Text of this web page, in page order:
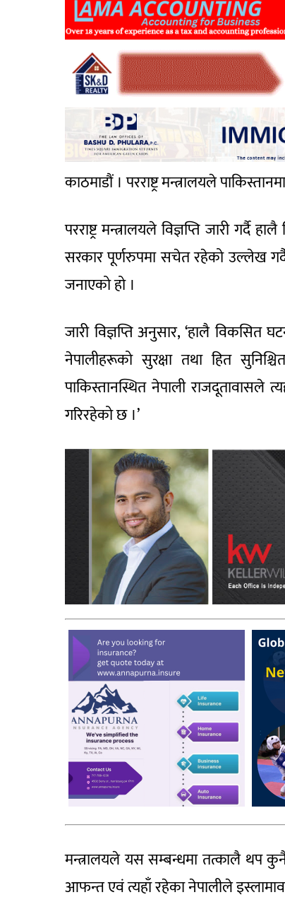
काठमाडौं । परराष्ट्र मन्त्रालयले
परराष्ट्र मन्त्रालयले विज्ञप्ति जारी गर्दै
सरकार पूर्णरुपमा सचेत रहेको उल्लेख गर्दै
जनाएको हो ।
जारी विज्ञप्ति अनुसार, ‘हालै विकसित
नेपालीहरूको सुरक्षा तथा हित
पाकिस्तानस्थित नेपाली राजदूतावासले
गरिरहेको छ ।’
मन्त्रालयले यस सम्बन्धमा तत्कालै थप
आफन्त एवं त्यहाँ रहेका नेपालीले